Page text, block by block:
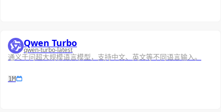
Qwen Turbo
qwen-turbo-latest
通义千问超大规模语言模型，支持中文、英文等不同语言输入。
1M